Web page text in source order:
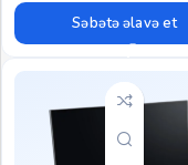
Səbətə əlavə et